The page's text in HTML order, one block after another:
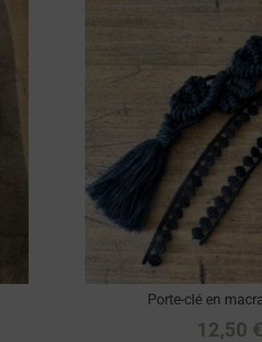
Porte-clé en
12,50 €